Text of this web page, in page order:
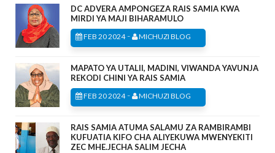
DC ADVERA AMPONGEZA RAIS SAMIA KWA
MIRDI YA MAJI BIHARAMULO
FEB 20 2024- MICHUZI BLOG
MAPATO YA UTALII, MADINI, VIWANDA YAVUNJA
REKODI CHINI YA RAIS SAMIA
FEB 20 2024- MICHUZI BLOG
RAIS SAMIA ATUMA SALAMU ZA RAMBIRAMBI
KUFUATIA KIFO CHA ALIYEKUWA MWENYEKITI
ZEC MHE.JECHA SALIM JECHA